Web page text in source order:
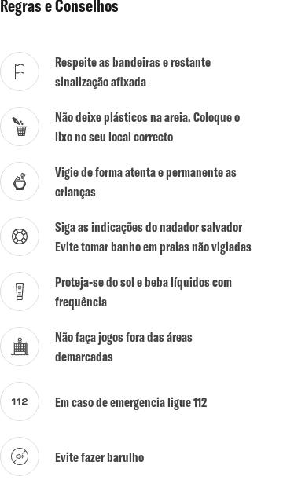
Regras e Conselhos
Respeite as bandeiras e restante
sinalização afixada
Não deixe plásticos na areia. Coloque o
lixo no seu local correcto
Vigie de forma atenta e permanente as
crianças
Siga as indicações do nadador salvador
Evite tomar banho em praias não vigiadas
Proteja-se do sol e beba líquidos com
frequência
Não faça jogos fora das áreas
demarcadas
Em caso de emergencia ligue 112
Evite fazer barulho